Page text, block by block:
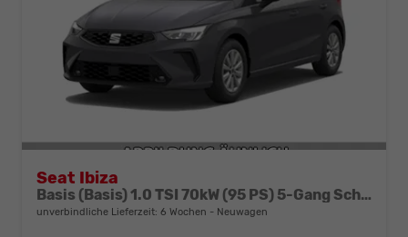
Seat Ibiza
Basis (Basis) 1.0 TSI 70kW (95 PS) 5-Gang Schaltgetriebe
unverbindliche Lieferzeit: 6 Wochen Neuwagen